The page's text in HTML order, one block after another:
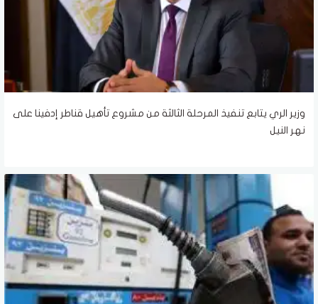
وزير الري يتابع تنفيذ المرحلة الثالثة من مشروع تأهيل قناطر إدفينا على
نهر النيل